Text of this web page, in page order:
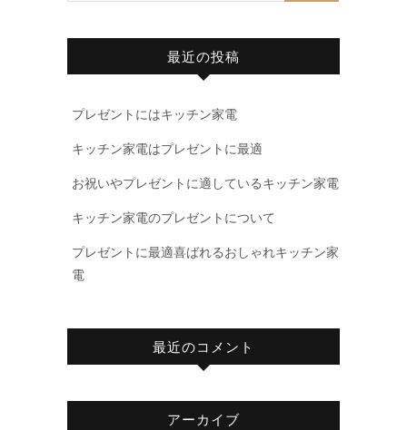
最近の投稿
プレゼントにはキッチン家電
キッチン家電はプレゼントに最適
お祝いやプレゼントに適しているキッチン家電
キッチン家電のプレゼントについて
プレゼントに最適喜ばれるおしゃれキッチン家
電
最近のコメント
アーカイブ